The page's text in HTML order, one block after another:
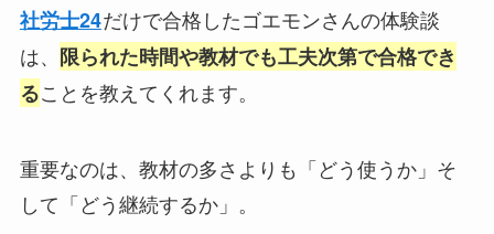
社労士24だけで合格したゴエモンさんの体験談
は、 限られた時間や教材でも工夫次第で合格でき
ることを教えてくれます。
重要なのは、教材の多さよりも「どう使うか」そ
して「どう継続するか」。